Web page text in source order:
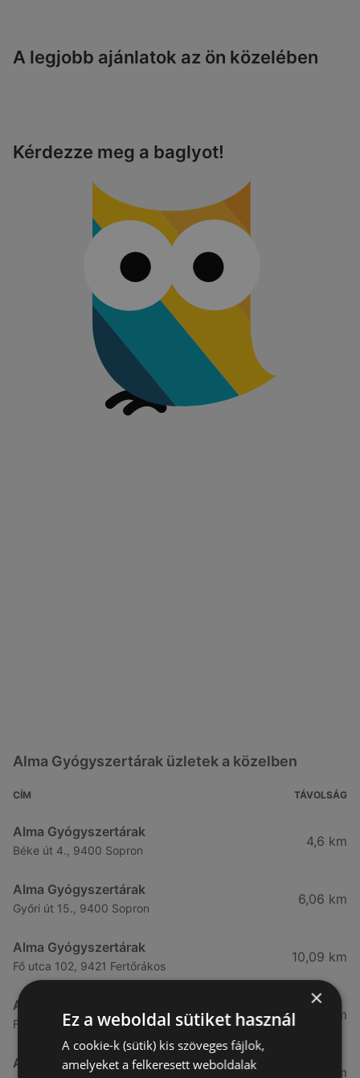
A legjobb ajánlatok az ön közelében
Kérdezze meg a baglyot!
Alma Gyógyszertárak üzletek a közelben
CÍM TÁVOLSÁG
Alma Gyógyszertárak
Béke út 4., 9400 Sopron
4,6 km
Alma Gyógyszertárak
Győri út 15., 9400 Sopron
6,06 km
Alma Gyógyszertárak
Fő utca 102, 9421 Fertőrákos
10,09 km
Alma Gyógyszertárak
Fő Utca 102., 9421 Sopron
10,27 km
Alma Gyógyszertárak
21,83 km
×
Ez a weboldal sütiket használ
A cookie-k (sütik) kis szöveges fájlok,
amelyeket a felkeresett weboldalak